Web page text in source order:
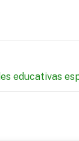
educativas